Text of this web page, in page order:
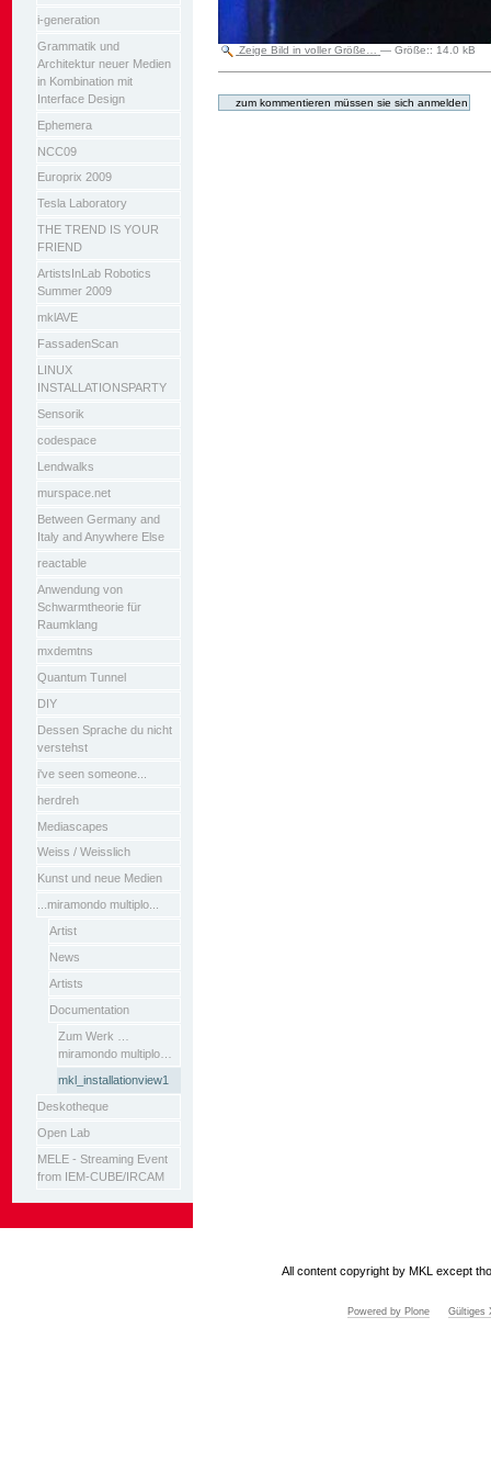
i-generation
Grammatik und
Architektur neuer Medien
in Kombination mit
Interface Design
Ephemera
NCC09
Europrix 2009
Tesla Laboratory
THE TREND IS YOUR
FRIEND
ArtistsInLab Robotics
Summer 2009
mklAVE
FassadenScan
LINUX
INSTALLATIONSPARTY
Sensorik
codespace
Lendwalks
murspace.net
Between Germany and
Italy and Anywhere Else
reactable
Anwendung von
Schwarmtheorie für
Raumklang
mxdemtns
Quantum Tunnel
DIY
Dessen Sprache du nicht
verstehst
i've seen someone...
herdreh
Mediascapes
Weiss / Weisslich
Kunst und neue Medien
...miramondo multiplo...
Artist
News
Artists
Documentation
Zum Werk …
miramondo multiplo…
mkl_installationview1
Deskotheque
Open Lab
MELE - Streaming Event
from IEM-CUBE/IRCAM
Zeige Bild in voller Größe… —Größe::14.0 kB
All content copyright by MKL except
Powered by Plone Gültiges